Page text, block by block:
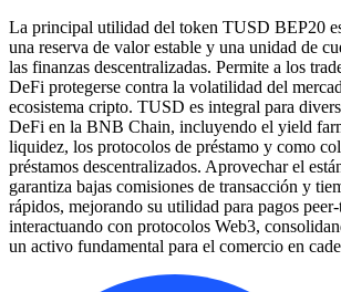
La principal utilidad del token TUSD BEP20
una reserva de valor estable y una unidad de
las finanzas descentralizadas. Permite a los
DeFi protegerse contra la volatilidad del
ecosistema cripto. TUSD es integral para
DeFi en la BNB Chain, incluyendo el yield
liquidez, los protocolos de préstamo y como
préstamos descentralizados. Aprovechar el
garantiza bajas comisiones de transacción y
rápidos, mejorando su utilidad para pagos
interactuando con protocolos Web3,
un activo fundamental para el comercio en